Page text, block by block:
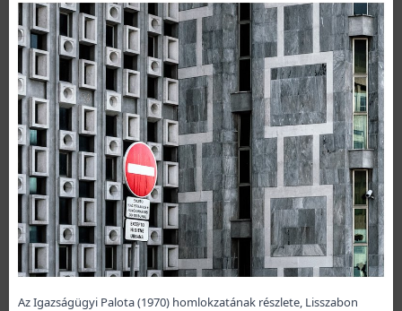
Az Igazságügyi Palota (1970) homlokzatának részlete, Lisszabon